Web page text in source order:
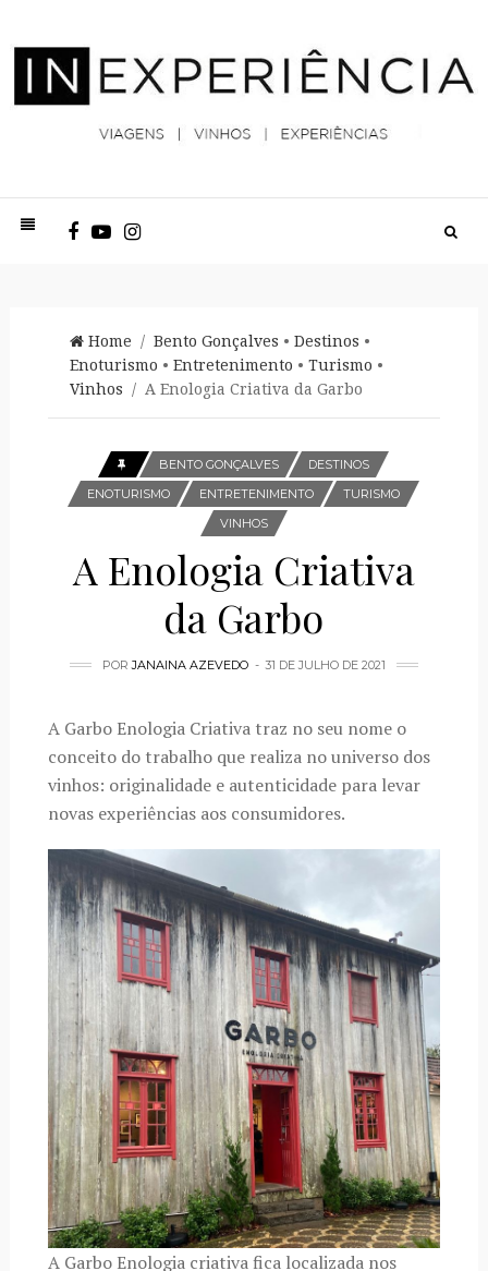
Home / Bento Gonçalves • Destinos •
Enoturismo • Entretenimento • Turismo •
Vinhos / A Enologia Criativa da Garbo
BENTO GONÇALVES
DESTINOS
ENOTURISMO
ENTRETENIMENTO
TURISMO
VINHOS
A Enologia Criativa
da Garbo
PORJANAINA AZEVEDO 31 DE JULHO DE 2021
A Garbo Enologia Criativatraz no seu nome o
conceito do trabalho que realiza no universo dos
vinhos: originalidade e autenticidade para levar
novas experiências aos consumidores.
A Garbo Enologia criativa fica localizada nos